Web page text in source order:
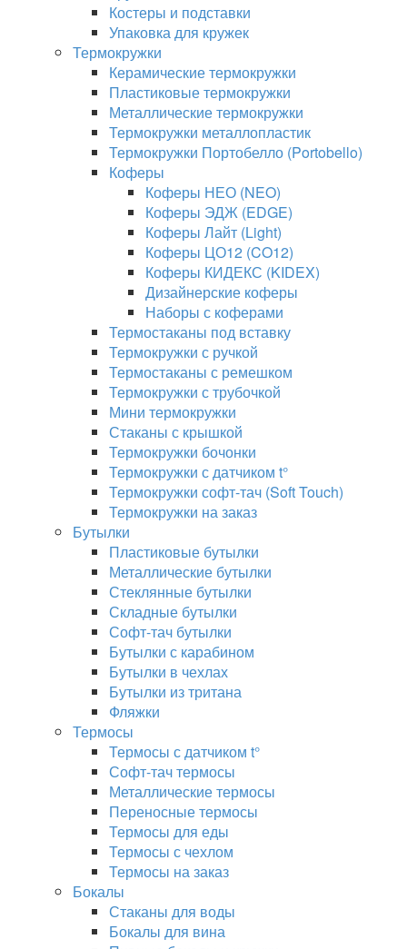
Костеры и подставки
Упаковка для кружек
Термокружки
Керамические термокружки
Пластиковые термокружки
Металлические термокружки
Термокружки металлопластик
Термокружки Портобелло (Portobello)
Коферы
Коферы НЕО (NEO)
Коферы ЭДЖ (EDGE)
Коферы Лайт (Light)
Коферы ЦО12 (CO12)
Коферы КИДЕКС (KIDEX)
Дизайнерские коферы
Наборы с коферами
Термостаканы под вставку
Термокружки с ручкой
Термостаканы с ремешком
Термокружки с трубочкой
Мини термокружки
Стаканы с крышкой
Термокружки бочонки
Термокружки с датчиком t°
Термокружки софт-тач (Soft Touch)
Термокружки на заказ
Бутылки
Пластиковые бутылки
Металлические бутылки
Стеклянные бутылки
Складные бутылки
Софт-тач бутылки
Бутылки с карабином
Бутылки в чехлах
Бутылки из тритана
Фляжки
Термосы
Термосы с датчиком t°
Софт-тач термосы
Металлические термосы
Переносные термосы
Термосы для еды
Термосы с чехлом
Термосы на заказ
Бокалы
Стаканы для воды
Бокалы для вина